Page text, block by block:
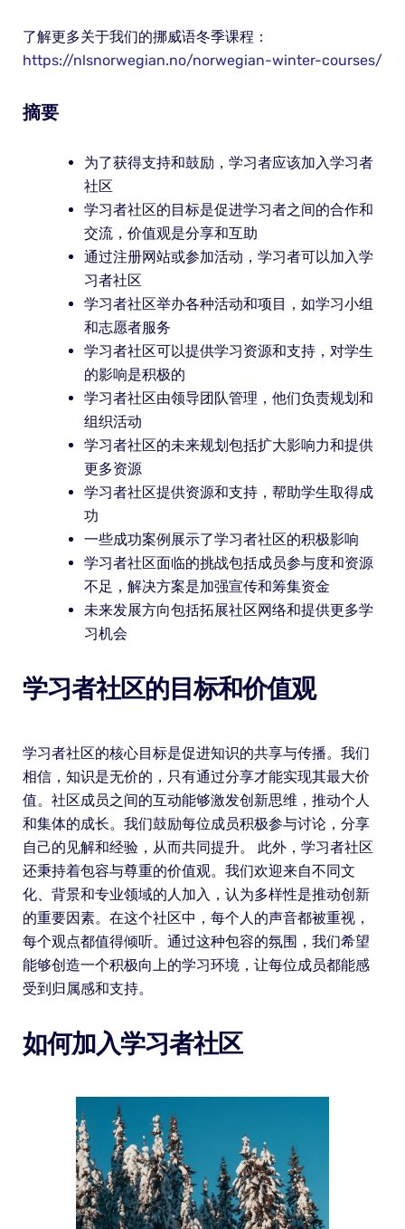
了解更多关于我们的挪威语冬季课程：
https://nlsnorwegian.no/norwegian-winter-courses/
摘要
为了获得支持和鼓励，学习者应该加入学习者
社区
学习者社区的目标是促进学习者之间的合作和
交流，价值观是分享和互助
通过注册网站或参加活动，学习者可以加入学
习者社区
学习者社区举办各种活动和项目，如学习小组
和志愿者服务
学习者社区可以提供学习资源和支持，对学生
的影响是积极的
学习者社区由领导团队管理，他们负责规划和
组织活动
学习者社区的未来规划包括扩大影响力和提供
更多资源
学习者社区提供资源和支持，帮助学生取得成
功
一些成功案例展示了学习者社区的积极影响
学习者社区面临的挑战包括成员参与度和资源
不足，解决方案是加强宣传和筹集资金
未来发展方向包括拓展社区网络和提供更多学
习机会
学习者社区的目标和价值观
学习者社区的核心目标是促进知识的共享与传播。我们
相信，知识是无价的，只有通过分享才能实现其最大价
值。社区成员之间的互动能够激发创新思维，推动个人
和集体的成长。我们鼓励每位成员积极参与讨论，分享
自己的见解和经验，从而共同提升。 此外，学习者社区
还秉持着包容与尊重的价值观。我们欢迎来自不同文
化、背景和专业领域的人加入，认为多样性是推动创新
的重要因素。在这个社区中，每个人的声音都被重视，
每个观点都值得倾听。通过这种包容的氛围，我们希望
能够创造一个积极向上的学习环境，让每位成员都能感
受到归属感和支持。
如何加入学习者社区